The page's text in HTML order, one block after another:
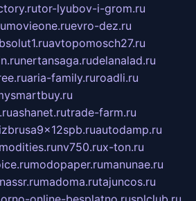
tor-lyubov-i-grom.ru
movieone.ruevro-dez.ru
avtopomosch27.ru
nertansaga.rudelanalad.ru
aria-family.ruroadli.ru
ashanet.rutrade-farm.ru
autodamp.ru
nv750.rux-ton.ru
modopaper.rumanunae.ru
madoma.rutajuncos.ru